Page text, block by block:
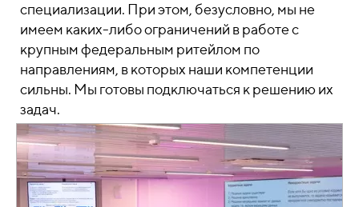
специализации. При этом, безусловно, мы не
имеем каких-либо ограничений в работе с
крупным федеральным ритейлом по
направлениям, в которых наши компетенции
сильны. Мы готовы подключаться к решению их
задач.